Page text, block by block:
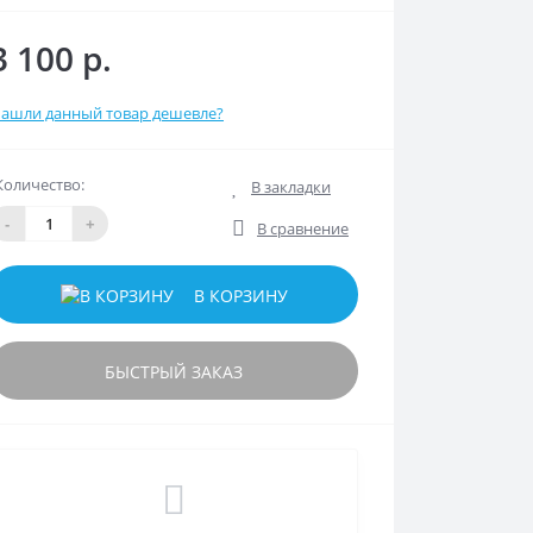
100 р.
данный товар дешевле?
- +
В закладки
В сравнение
В КОРЗИНУ
БЫСТРЫЙ ЗАКАЗ